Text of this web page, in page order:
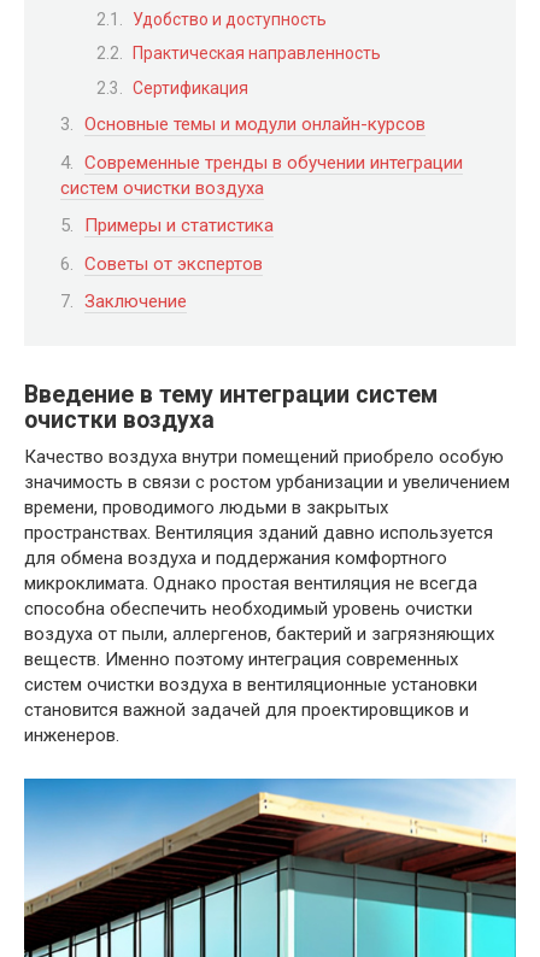
Удобство и доступность
Практическая направленность
Сертификация
Основные темы и модули онлайн-курсов
Современные тренды в обучении интеграции
систем очистки воздуха
Примеры и статистика
Советы от экспертов
Заключение
Введение в тему интеграции систем
очистки воздуха
Качество воздуха внутри помещений приобрело особую
значимость в связи с ростом урбанизации и увеличением
времени, проводимого людьми в закрытых
пространствах. Вентиляция зданий давно используется
для обмена воздуха и поддержания комфортного
микроклимата. Однако простая вентиляция не всегда
способна обеспечить необходимый уровень очистки
воздуха от пыли, аллергенов, бактерий и загрязняющих
веществ. Именно поэтому интеграция современных
систем очистки воздуха в вентиляционные установки
становится важной задачей для проектировщиков и
инженеров.